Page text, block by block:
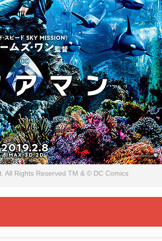
All Rights Reserved TM & © DC Comics